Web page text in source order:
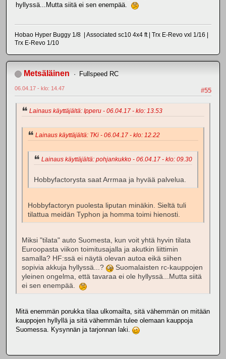
hyllyssä...Mutta siitä ei sen enempää.
Hobao Hyper Buggy 1/8 | Associated sc10 4x4 ft | Trx E-Revo vxl 1/16 |
Trx E-Revo 1/10
Metsäläinen Fullspeed RC
#55
06.04.17 - klo: 14.47
Lainaus käyttäjältä: Ipperu - 06.04.17 - klo: 13.53
Lainaus käyttäjältä: TKi - 06.04.17 - klo: 12.22
Lainaus käyttäjältä: pohjankukko - 06.04.17 - klo: 09.30
Hobbyfactorysta saat Arrmaa ja hyvää palvelua.
Hobbyfactoryn puolesta liputan minäkin. Sieltä tuli
tilattua meidän Typhon ja homma toimi hienosti.
Miksi "tilata" auto Suomesta, kun voit yhtä hyvin tilata
Euroopasta viikon toimitusajalla ja akutkin liittimin
samalla? HF:ssä ei näytä olevan autoa eikä siihen
sopivia akkuja hyllyssä...?
Suomalaisten rc-kauppojen
yleinen ongelma, että tavaraa ei ole hyllyssä...Mutta siitä
ei sen enempää.
Mitä enemmän porukka tilaa ulkomailta, sitä vähemmän on mitään
kauppojen hyllyllä ja sitä vähemmän tulee olemaan kauppoja
Suomessa. Kysynnän ja tarjonnan laki.